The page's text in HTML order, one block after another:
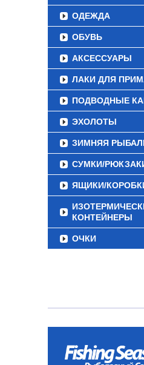
ОДЕЖДА
ОБУВЬ
АКСЕССУАРЫ
ЛАКИ ДЛЯ
ПОДВОДНЫЕ
ЭХОЛОТЫ
ЗИМНЯЯ
СУМКИ/
ЯЩИКИ/
КОНТЕЙНЕРЫ
ОЧКИ